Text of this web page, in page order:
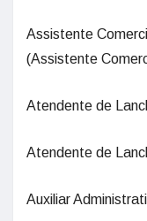
Assistente
(Assistente
Atendente de
Atendente de
Auxiliar